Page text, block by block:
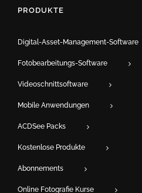
PRODUKTE
Digital-Asset-Management-Software
Fotobearbeitungs-Software
Videoschnittsoftware
Mobile Anwendungen
ACDSee Packs
Kostenlose Produkte
Abonnements
Online Fotografie Kurse